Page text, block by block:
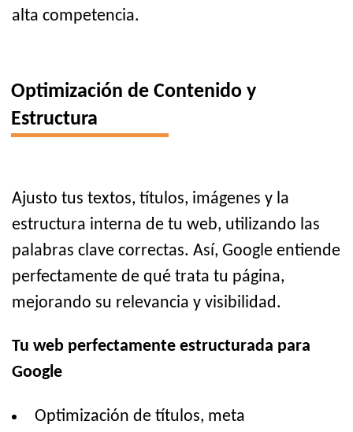
alta competencia.
Optimización de Contenido y
Estructura
Ajusto tus textos, títulos, imágenes y la
estructura interna de tu web, utilizando las
palabras clave correctas. Así, Google entiende
perfectamente de qué trata tu página,
mejorando su relevancia y visibilidad.
Tu web perfectamente estructurada para
Google
Optimización de títulos, meta